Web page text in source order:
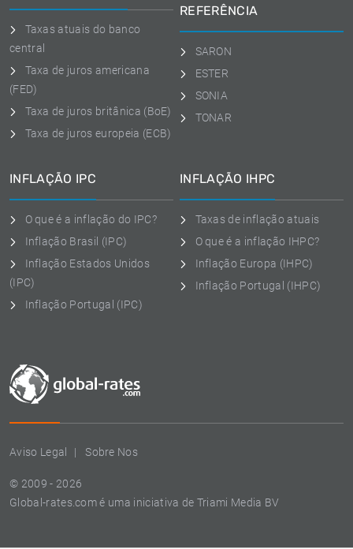
Aviso Legal Sobre Nos
© 2009 - 2026
Global-rates.com é uma iniciativa de Triami Media BV
Taxas atuais do banco
central
Taxa de juros americana
(FED)
Taxa de juros britânica (BoE)
Taxa de juros europeia (ECB)
REFERÊNCIA
SARON
ESTER
SONIA
TONAR
INFLAÇÃO IPC
O que é a inflação do IPC?
Inflação Brasil (IPC)
Inflação Estados Unidos
(IPC)
Inflação Portugal (IPC)
INFLAÇÃO IHPC
Taxas de inflação atuais
O que é a inflação IHPC?
Inflação Europa (IHPC)
Inflação Portugal (IHPC)